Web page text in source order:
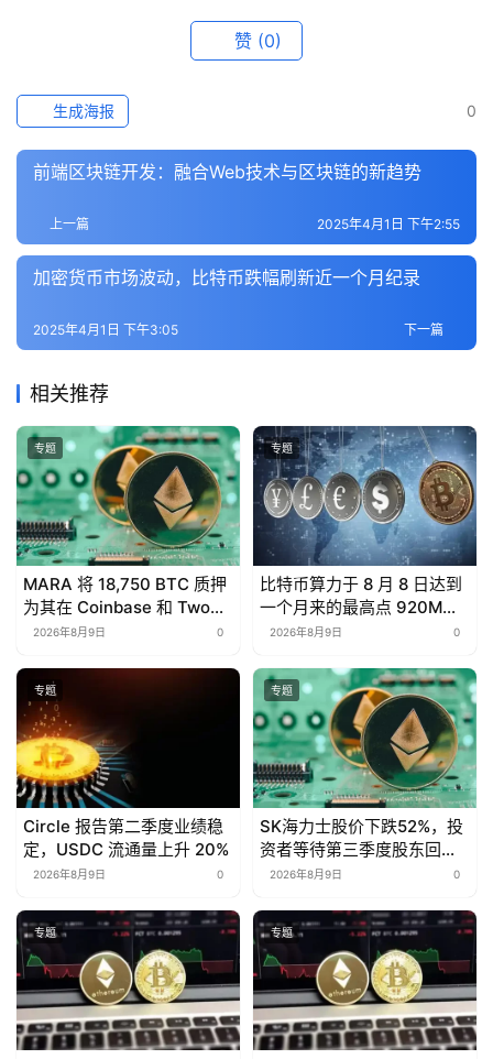
赞 (0)
0
生成海报
前端区块链开发：融合Web技术与区块链的新趋势
上一篇 2025年4月1日 下午2:55
加密货币市场波动，比特币跌幅刷新近一个月纪录
下一篇
2025年4月1日 下午3:05
相关推荐
专题
MARA 将 18,750 BTC 质押
为其在 Coinbase 和 Two
Prime 的$600M 笔比特币
2026年8月9日 0
专题
比特币算力于 8 月 8 日达到
一个月来的最高点 920M
TH/s。
2026年8月9日 0
专题
Circle 报告第二季度业绩稳
定，USDC 流通量上升 20%
2026年8月9日 0
专题
SK海力士股价下跌52%，投
资者等待第三季度股东回报
计划
2026年8月9日 0
专题 专题